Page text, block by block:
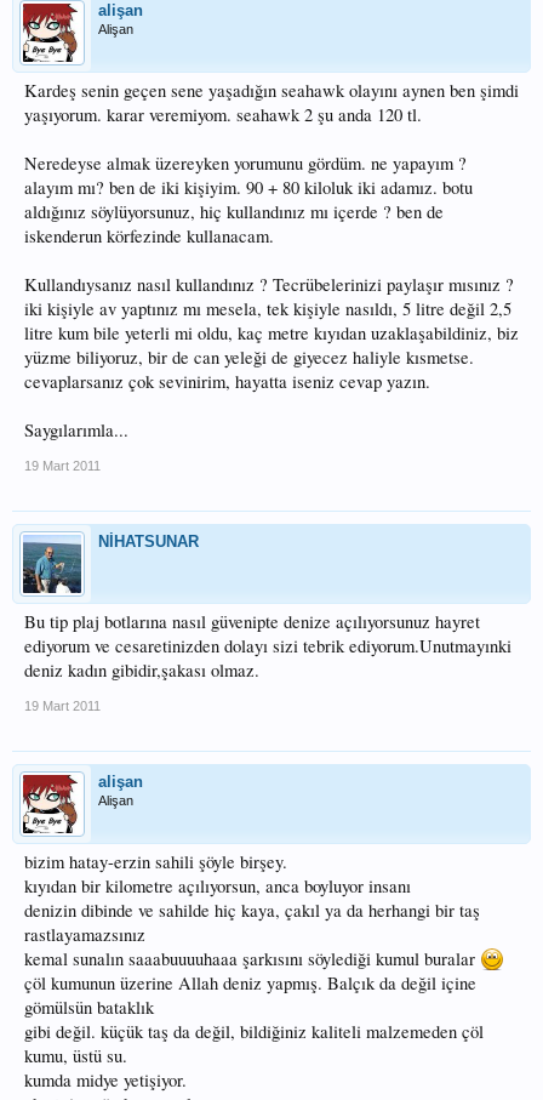
alişan
Alişan
Kardeş senin geçen sene yaşadığın seahawk olayını aynen ben şimdi
yaşıyorum. karar veremiyom. seahawk 2 şu anda 120 tl.
Neredeyse almak üzereyken yorumunu gördüm. ne yapayım ?
alayım mı? ben de iki kişiyim. 90 + 80 kiloluk iki adamız. botu
aldığınız söylüyorsunuz, hiç kullandınız mı içerde ? ben de
iskenderun körfezinde kullanacam.
Kullandıysanız nasıl kullandınız ? Tecrübelerinizi paylaşır mısınız ?
iki kişiyle av yaptınız mı mesela, tek kişiyle nasıldı, 5 litre değil 2,5
litre kum bile yeterli mi oldu, kaç metre kıyıdan uzaklaşabildiniz, biz
yüzme biliyoruz, bir de can yeleği de giyecez haliyle kısmetse.
cevaplarsanız çok sevinirim, hayatta iseniz cevap yazın.
Saygılarımla...
19 Mart 2011
NİHATSUNAR
Bu tip plaj botlarına nasıl güvenipte denize açılıyorsunuz hayret
ediyorum ve cesaretinizden dolayı sizi tebrik ediyorum.Unutmayınki
deniz kadın gibidir,şakası olmaz.
19 Mart 2011
alişan
Alişan
bizim hatay-erzin sahili şöyle birşey.
kıyıdan bir kilometre açılıyorsun, anca boyluyor insanı
denizin dibinde ve sahilde hiç kaya, çakıl ya da herhangi bir taş
rastlayamazsınız
kemal sunalın saaabuuuuhaaa şarkısını söylediği kumul buralar
çöl kumunun üzerine Allah deniz yapmış. Balçık da değil içine
gömülsün bataklık
gibi değil. küçük taş da değil, bildiğiniz kaliteli malzemeden çöl
kumu, üstü su.
kumda midye yetişiyor.